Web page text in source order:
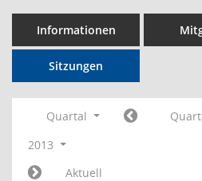
Informationen
Sitzungen
Quartal
2013
Aktuell